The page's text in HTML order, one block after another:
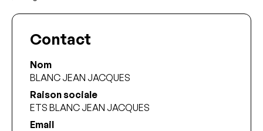
Contact
Nom
BLANC JEAN JACQUES
Raison sociale
ETS BLANC JEAN JACQUES
Email